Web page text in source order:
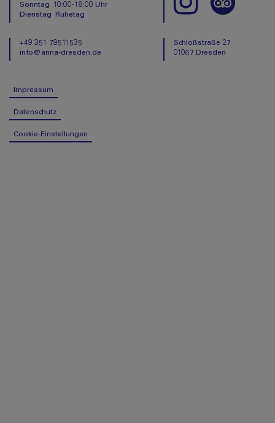
+49 351 79511535
info@anna-dresden.de
Schloßstraße 27
01067 Dresden
Impressum
Datenschutz
Cookie-Einstellungen
Sonntag 10:00-18:00 Uhr
Dienstag Ruhetag